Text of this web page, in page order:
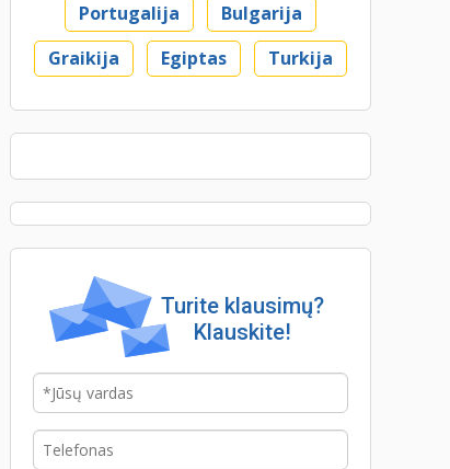
Portugalija
Bulgarija
Graikija
Egiptas Turkija
Turite klausimų?
Klauskite!